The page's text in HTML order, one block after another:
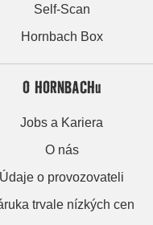
Self-Scan
Hornbach Box
O HORNBACHu
Jobs a Kariera
O nás
Údaje o provozovateli
trvale nízkých cen